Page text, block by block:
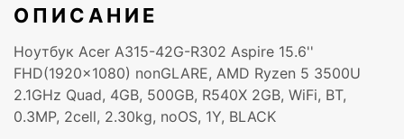
ОПИСАНИЕ
Ноутбук Acer A315-42G-R302 Aspire 15.6''
FHD(1920x1080) nonGLARE, AMD Ryzen 5 3500U
2.1GHz Quad, 4GB, 500GB, R540X 2GB, WiFi, BT,
0.3MP, 2cell, 2.30kg, noOS, 1Y, BLACK